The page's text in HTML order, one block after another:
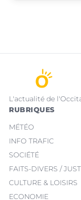
L'actualité de
RUBRIQUES
MÉTÉO
INFO TRAFIC
SOCIÉTÉ
FAITS-DIVERS /
CULTURE & LOISIRS
ECONOMIE